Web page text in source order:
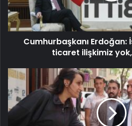
Cumhurbaşkanı Erdoğan:
ticaret ilişkimiz